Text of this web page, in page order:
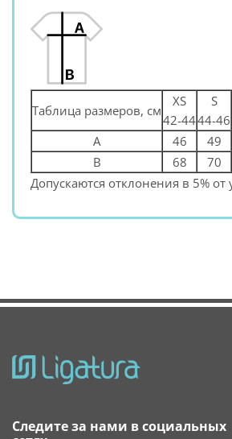
Таблица размеров, см
XS
42-44
S
44-46
A
46 49
B
68 70
Допускаются отклонения в 5%
Следите за нами в социальных